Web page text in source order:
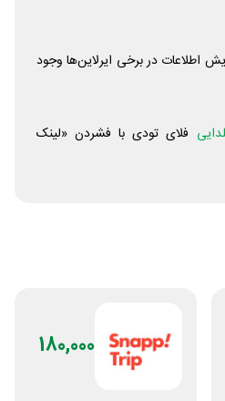
اطلاعات در برخی ایرلاین‌ها وجود
فلای تودی با فشردن «لینک
180,000